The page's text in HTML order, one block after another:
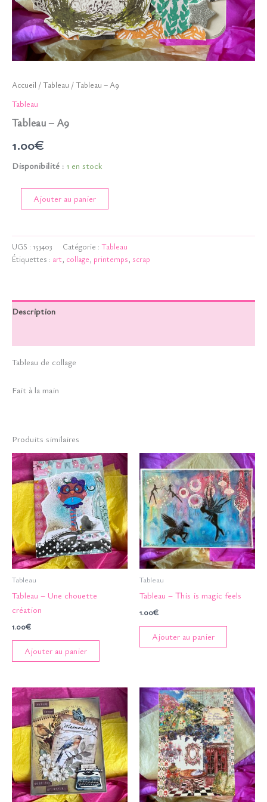
Accueil /Tableau / Tableau – A9
Tableau
Tableau – A9
1.00€
Disponibilité : 1 en stock
Ajouter au panier
UGS : 153403 Catégorie : Tableau
Étiquettes : art, collage, printemps, scrap
Description
Tableau de collage
Fait à la main
Produits similaires
Tableau
Tableau – Une chouette
création
1.00€
Ajouter au panier
Tableau
Tableau – This is magic feels
1.00€
Ajouter au panier